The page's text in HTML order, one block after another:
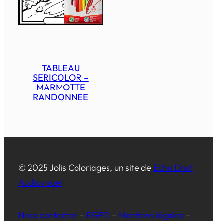
TABLEAU
SERICOLOR –
MARMOTTE
RANDONNEE
© 2025 Jolis Coloriages, un site de Echo Droit
Audiovisuel
Nous contacter – RGPD – Mentions légales –